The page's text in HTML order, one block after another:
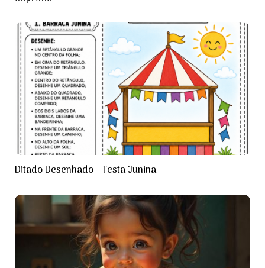
Ditado Desenhado – Festa Junina